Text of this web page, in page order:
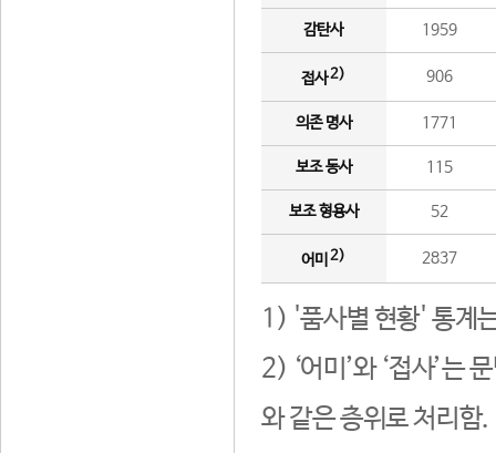
감탄사 1959
접사2) 906
의존 명사 1771
보조 동사 115
보조 형용사 52
어미 2) 2837
1) '품사별 현황' 통계
2) ‘어미’와 ‘접사’는
와 같은 층위로 처리함.